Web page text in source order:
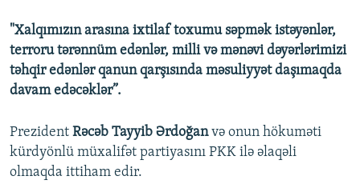
"Xalqımızın arasına ixtilaf toxumu səpmək istəyənlər,
terroru tərənnüm edənlər, milli və mənəvi dəyərlərimizi
təhqir edənlər qanun qarşısında məsuliyyət daşımaqda
davam edəcəklər”.
Prezident Rəcəb Tayyib Ərdoğanvə onun hökuməti
kürdyönlü müxalifət partiyasını PKK ilə əlaqəli
olmaqda ittiham edir.